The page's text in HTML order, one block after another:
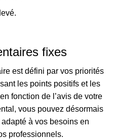
fixes
est défini par vos priorités
les points positifs et les
fonction de l’avis de votre
vous pouvez désormais
à vos besoins en
professionnels.